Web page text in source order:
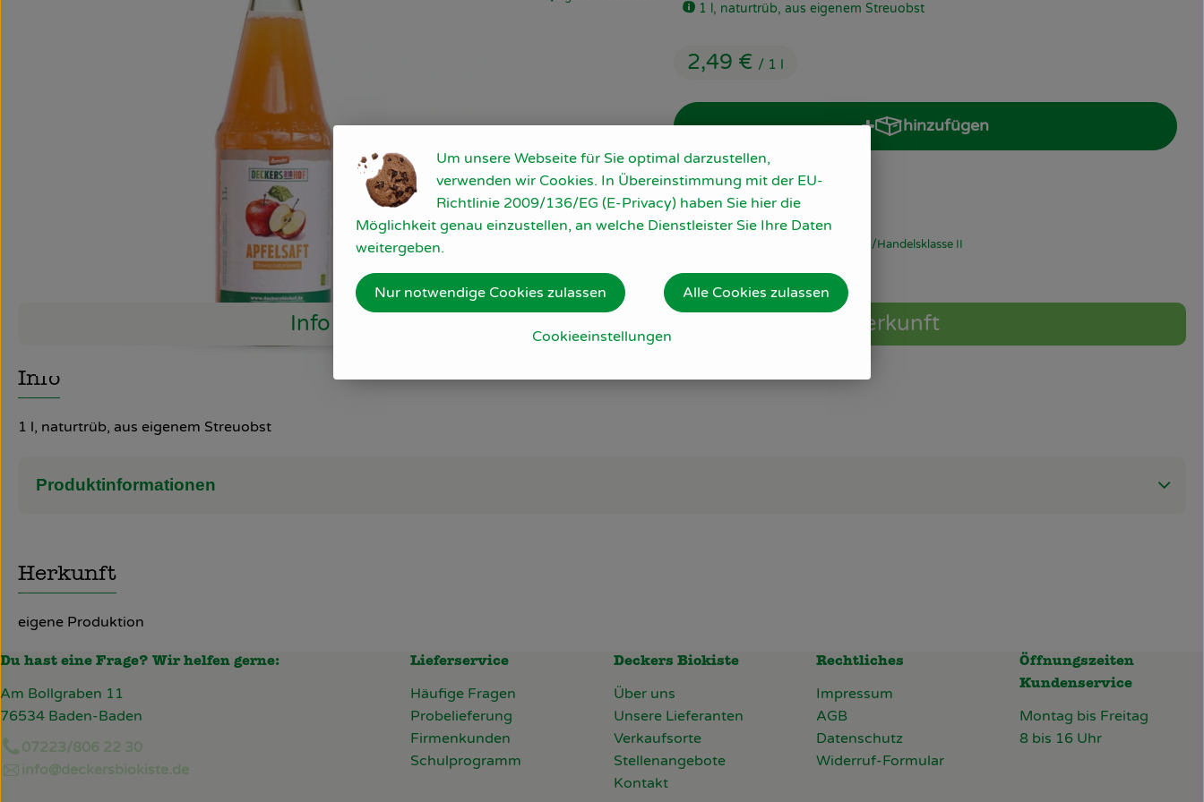
1 l, naturtrüb, aus eigenem Streuobst
2,49 € / 1 l
, Herkunft:
hinzufügen
Produkt zum Warenkorb hinzufügen
1 l
Handelsklasse II
Info Herkunft
Info
1 l, naturtrüb, aus eigenem Streuobst
Produktinformationen
Herkunft
eigene Produktion
Du hast eine Frage? Wir helfen gerne:
Am Bollgraben 11
76534 Baden-Baden
07223/806 22 30
info@deckersbiokiste.de
Lieferservice
Häufige Fragen
Probelieferung
Firmenkunden
Schulprogramm
Deckers Biokiste
Über uns
Unsere Lieferanten
Verkaufsorte
Stellenangebote
Kontakt
Rechtliches
Impressum
AGB
Datenschutz
Widerruf-Formular
Öffnungszeiten
Kundenservice
Montag bis Freitag
8 bis 16 Uhr
Um unsere Webseite für Sie optimal darzustellen,
verwenden wir Cookies. In Übereinstimmung mit der EU-
Richtlinie 2009/136/EG (E-Privacy) haben Sie hier die
Möglichkeit genau einzustellen, an welche Dienstleister Sie Ihre Daten
weitergeben.
Cookieeinstellungen
Nur notwendige Cookies zulassen Alle Cookies zulassen